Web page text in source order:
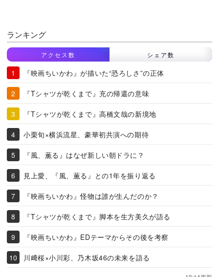
ランキング
アクセス数 シェア数
『映画ちいかわ』が描いた“恐ろしさ”の正体
『Tシャツが乾くまで』充の帰還の意味
『Tシャツが乾くまで』高橋文哉の新境地
小栗旬×横浜流星、豪華初共演への期待
『風、薫る』はなぜ新しい朝ドラに？
見上愛、『風、薫る』との1年を振り返る
『映画ちいかわ』怪物は誰が生んだのか？
『Tシャツが乾くまで』脚本を生方美久が語る
『映画ちいかわ』EDテーマからその後を考察
川﨑桜×小川彩、乃木坂46の未来を語る